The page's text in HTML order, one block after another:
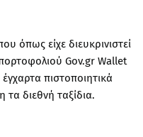
όπως είχε διευκρινιστεί
Gov.gr Wallet
πιστοποιητικά
διεθνή ταξίδια.